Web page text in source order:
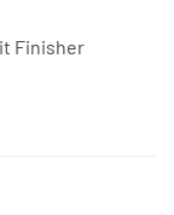
Finisher